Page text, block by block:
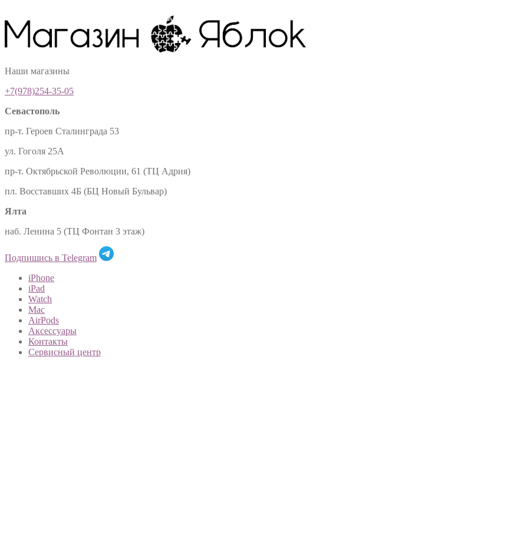
Наши магазины
+7(978)254-35-05
Севастополь
пр-т. Героев Сталинграда 53
ул. Гоголя 25А
пр-т. Октябрьской Революции, 61 (ТЦ Адрия)
пл. Восставших 4Б (БЦ Новый Бульвар)
Ялта
наб. Ленина 5 (ТЦ Фонтан 3 этаж)
Подпишись в Telegram
iPhone
iPad
Watch
Mac
AirPods
Аксессуары
Контакты
Сервисный центр